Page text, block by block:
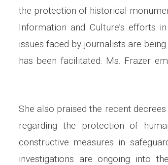
the protection of historical
Information and Culture’s efforts
issues faced by journalists are
has been facilitated. Ms. Frazer
She also praised the recent
regarding the protection of
constructive measures in
investigations are ongoing into